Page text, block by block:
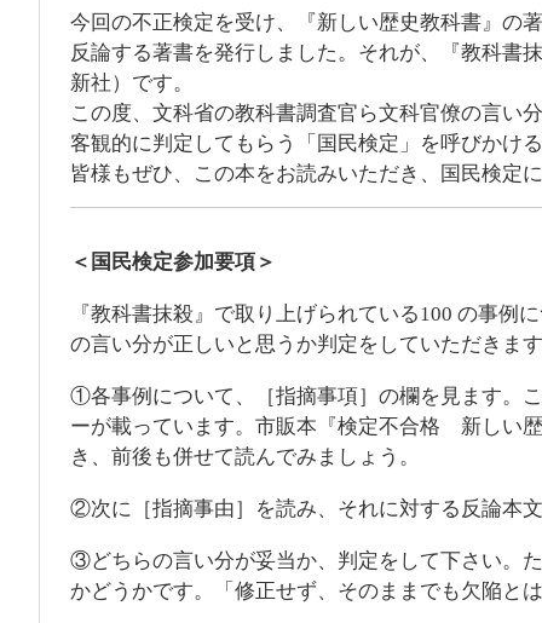
今回の不正検定を受け、『新しい歴史教科書』の
反論する著書を発行しました。それが、『教科
新社）です。
この度、文科省の教科書調査官ら文科官僚の言い
客観的に判定してもらう「国民検定」を呼びかけ
皆様もぜひ、この本をお読みいただき、国民検定
＜国民検定参加要項＞
『教科書抹殺』で取り上げられている100 の事例
の言い分が正しいと思うか判定をしていただきま
①各事例について、［指摘事項］の欄を見ます。
ーが載っています。市販本『検定不合格 新しい
き、前後も併せて読んでみましょう。
②次に［指摘事由］を読み、それに対する反論本
③どちらの言い分が妥当か、判定をして下さい。
かどうかです。「修正せず、そのままでも欠陥と